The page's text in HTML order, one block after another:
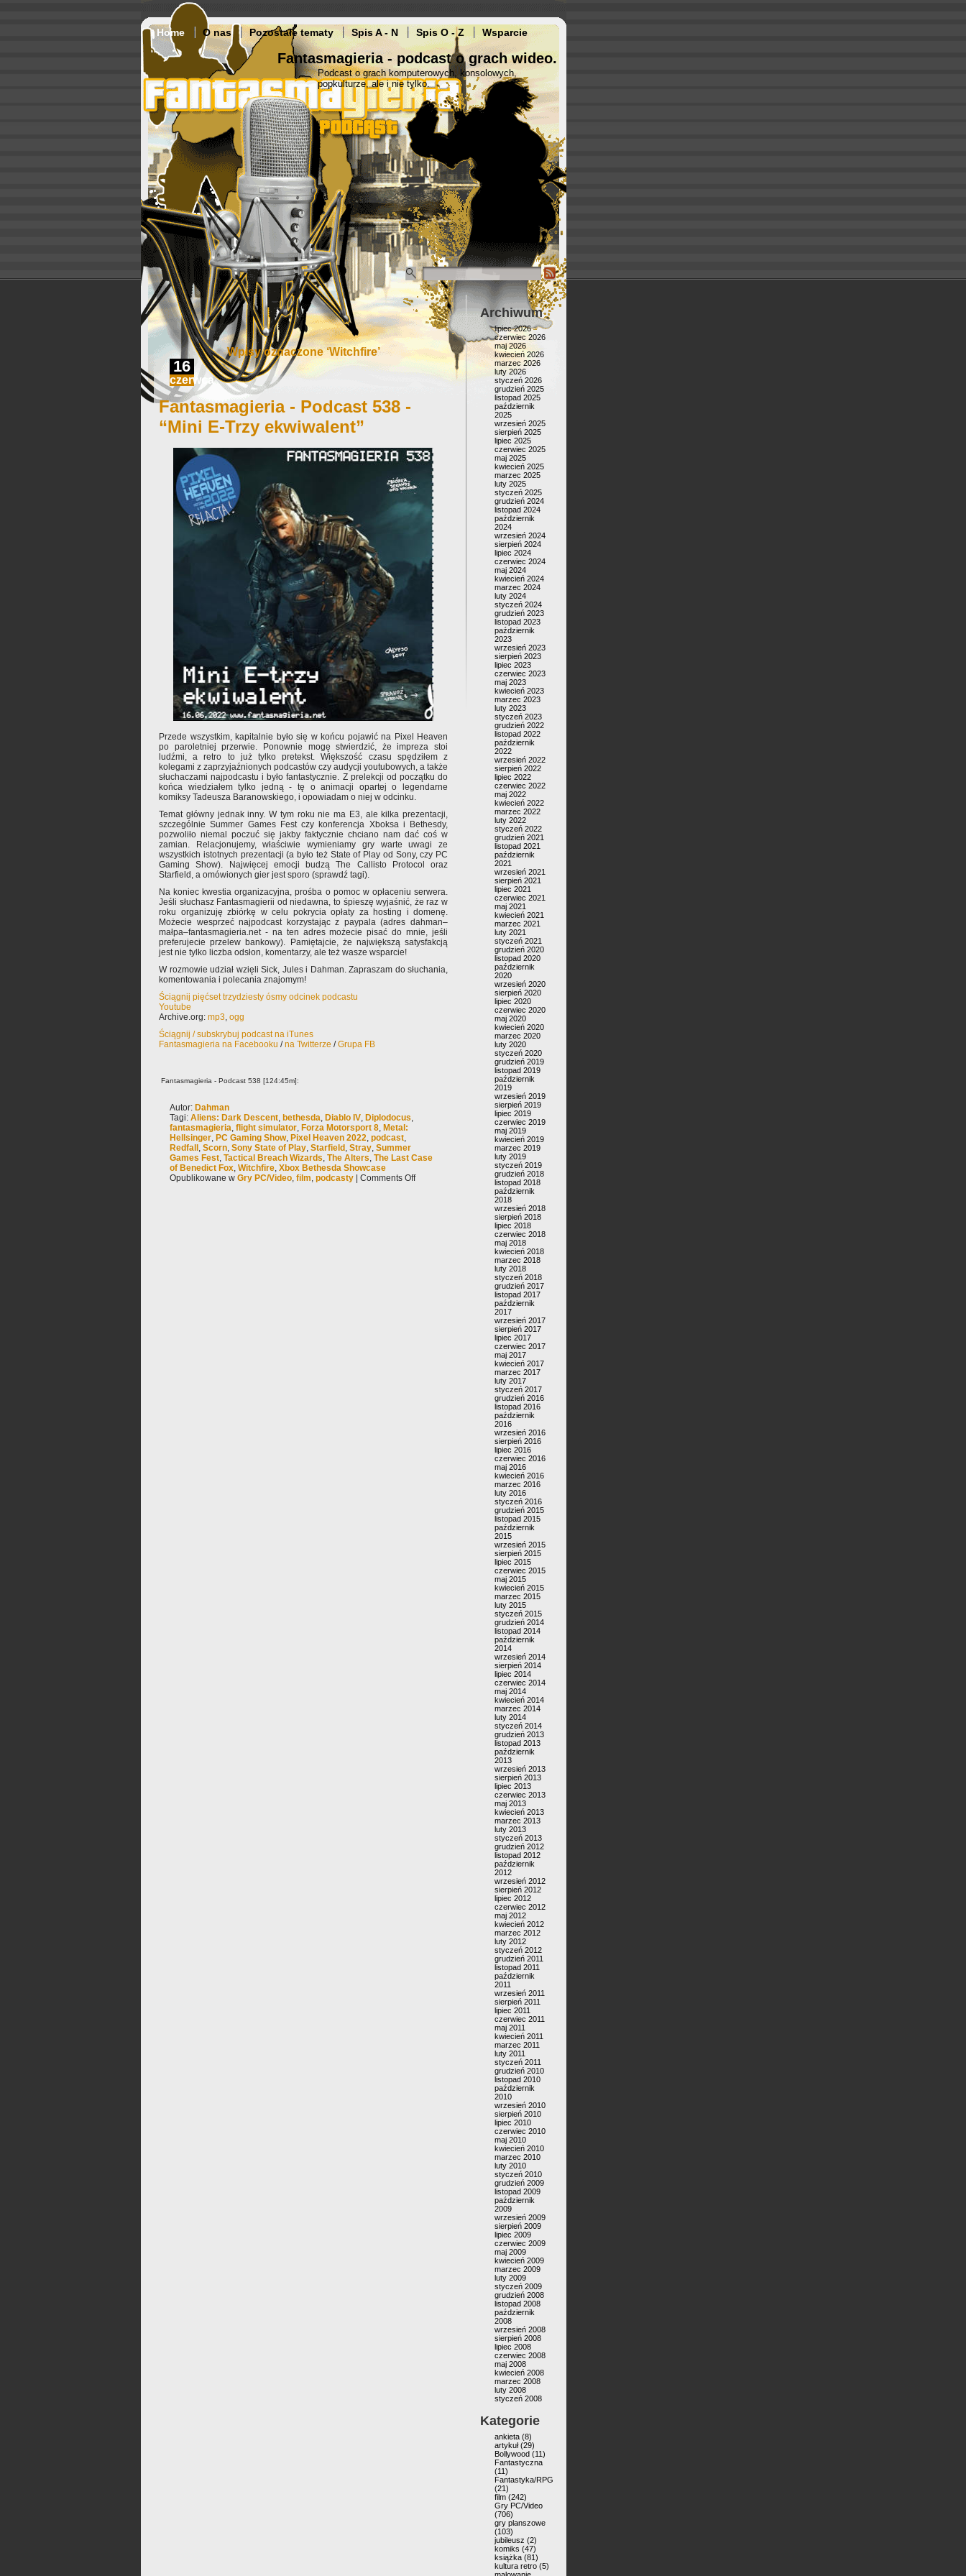
Home O nas Pozostałe tematy Spis A - N Spis O - Z Wsparcie
Fantasmagieria - podcast o grach wideo.
Podcast o grach komputerowych, konsolowych,
popkulturze, ale i nie tylko.
Wpisy oznaczone ‘Witchfire’
16
czerwca
Fantasmagieria - Podcast 538 -
“Mini E-Trzy ekwiwalent”
Przede wszystkim, kapitalnie było się w końcu pojawić na Pixel Heaven
po paroletniej przerwie. Ponownie mogę stwierdzić, że impreza stoi
ludźmi, a retro to już tylko pretekst. Większość czasu spędziłem z
kolegami z zaprzyjaźnionych podcastów czy audycji youtubowych, a także
słuchaczami najpodcastu i było fantastycznie. Z prelekcji od początku do
końca wiedziałem tylko jedną - tę o animacji opartej o legendarne
komiksy Tadeusza Baranowskiego, i opowiadam o niej w odcinku.
Temat główny jednak inny. W tym roku nie ma E3, ale kilka prezentacji,
szczególnie Summer Games Fest czy konferencja Xboksa i Bethesdy,
pozwoliło niemal poczuć się jakby faktycznie chciano nam dać coś w
zamian. Relacjonujemy, właściwie wymieniamy gry warte uwagi ze
wszystkich istotnych prezentacji (a było też State of Play od Sony, czy PC
Gaming Show). Najwięcej emocji budzą The Callisto Protocol oraz
Starfield, a omówionych gier jest sporo (sprawdź tagi).
Na koniec kwestia organizacyjna, prośba o pomoc w opłaceniu serwera.
Jeśli słuchasz Fantasmagierii od niedawna, to śpieszę wyjaśnić, że raz w
roku organizuję zbiórkę w celu pokrycia opłaty za hosting i domenę.
Możecie wesprzeć najpodcast korzystając z paypala (adres dahman–
małpa–fantasmagieria.net - na ten adres możecie pisać do mnie, jeśli
preferujecie przelew bankowy). Pamiętajcie, że największą satysfakcją
jest nie tylko liczba odsłon, komentarzy, ale też wasze wsparcie!
W rozmowie udział wzięli Sick, Jules i Dahman. Zapraszam do słuchania,
komentowania i polecania znajomym!
Ściągnij pięćset trzydziesty ósmy odcinek podcastu
Youtube
Archive.org: mp3, ogg
Ściągnij / subskrybuj podcast na iTunes
Fantasmagieria na Facebooku /na Twitterze /Grupa FB
Fantasmagieria - Podcast 538 [124:45m]:
Autor: Dahman
Tagi: Aliens: Dark Descent, bethesda, Diablo IV, Diplodocus,
fantasmagieria, flight simulator, Forza Motorsport 8, Metal:
Hellsinger, PC Gaming Show, Pixel Heaven 2022, podcast,
Redfall , Scorn, Sony State of Play, Starfield , Stray, Summer
Games Fest, Tactical Breach Wizards, The Alters, The Last Case
of Benedict Fox, Witchfire, Xbox Bethesda Showcase
Opublikowane w Gry PC/Video, film, podcasty Comments Off
Archiwum
lipiec 2026
czerwiec 2026
maj 2026
kwiecień 2026
marzec 2026
luty 2026
styczeń 2026
grudzień 2025
listopad 2025
październik
2025
wrzesień 2025
sierpień 2025
lipiec 2025
czerwiec 2025
maj 2025
kwiecień 2025
marzec 2025
luty 2025
styczeń 2025
grudzień 2024
listopad 2024
październik
2024
wrzesień 2024
sierpień 2024
lipiec 2024
czerwiec 2024
maj 2024
kwiecień 2024
marzec 2024
luty 2024
styczeń 2024
grudzień 2023
listopad 2023
październik
2023
wrzesień 2023
sierpień 2023
lipiec 2023
czerwiec 2023
maj 2023
kwiecień 2023
marzec 2023
luty 2023
styczeń 2023
grudzień 2022
listopad 2022
październik
2022
wrzesień 2022
sierpień 2022
lipiec 2022
czerwiec 2022
maj 2022
kwiecień 2022
marzec 2022
luty 2022
styczeń 2022
grudzień 2021
listopad 2021
październik
2021
wrzesień 2021
sierpień 2021
lipiec 2021
czerwiec 2021
maj 2021
kwiecień 2021
marzec 2021
luty 2021
styczeń 2021
grudzień 2020
listopad 2020
październik
2020
wrzesień 2020
sierpień 2020
lipiec 2020
czerwiec 2020
maj 2020
kwiecień 2020
marzec 2020
luty 2020
styczeń 2020
grudzień 2019
listopad 2019
październik
2019
wrzesień 2019
sierpień 2019
lipiec 2019
czerwiec 2019
maj 2019
kwiecień 2019
marzec 2019
luty 2019
styczeń 2019
grudzień 2018
listopad 2018
październik
2018
wrzesień 2018
sierpień 2018
lipiec 2018
czerwiec 2018
maj 2018
kwiecień 2018
marzec 2018
luty 2018
styczeń 2018
grudzień 2017
listopad 2017
październik
2017
wrzesień 2017
sierpień 2017
lipiec 2017
czerwiec 2017
maj 2017
kwiecień 2017
marzec 2017
luty 2017
styczeń 2017
grudzień 2016
listopad 2016
październik
2016
wrzesień 2016
sierpień 2016
lipiec 2016
czerwiec 2016
maj 2016
kwiecień 2016
marzec 2016
luty 2016
styczeń 2016
grudzień 2015
listopad 2015
październik
2015
wrzesień 2015
sierpień 2015
lipiec 2015
czerwiec 2015
maj 2015
kwiecień 2015
marzec 2015
luty 2015
styczeń 2015
grudzień 2014
listopad 2014
październik
2014
wrzesień 2014
sierpień 2014
lipiec 2014
czerwiec 2014
maj 2014
kwiecień 2014
marzec 2014
luty 2014
styczeń 2014
grudzień 2013
listopad 2013
październik
2013
wrzesień 2013
sierpień 2013
lipiec 2013
czerwiec 2013
maj 2013
kwiecień 2013
marzec 2013
luty 2013
styczeń 2013
grudzień 2012
listopad 2012
październik
2012
wrzesień 2012
sierpień 2012
lipiec 2012
czerwiec 2012
maj 2012
kwiecień 2012
marzec 2012
luty 2012
styczeń 2012
grudzień 2011
listopad 2011
październik
2011
wrzesień 2011
sierpień 2011
lipiec 2011
czerwiec 2011
maj 2011
kwiecień 2011
marzec 2011
luty 2011
styczeń 2011
grudzień 2010
listopad 2010
październik
2010
wrzesień 2010
sierpień 2010
lipiec 2010
czerwiec 2010
maj 2010
kwiecień 2010
marzec 2010
luty 2010
styczeń 2010
grudzień 2009
listopad 2009
październik
2009
wrzesień 2009
sierpień 2009
lipiec 2009
czerwiec 2009
maj 2009
kwiecień 2009
marzec 2009
luty 2009
styczeń 2009
grudzień 2008
listopad 2008
październik
2008
wrzesień 2008
sierpień 2008
lipiec 2008
czerwiec 2008
maj 2008
kwiecień 2008
marzec 2008
luty 2008
styczeń 2008
Kategorie
ankieta (8)
artykuł(29)
Bollywood (11)
Fantastyczna
(11)
Fantastyka/RPG
(21)
film (242)
Gry PC/Video
(706)
gry planszowe
(103)
jubileusz (2)
komiks (47)
książka (81)
kultura retro (5)